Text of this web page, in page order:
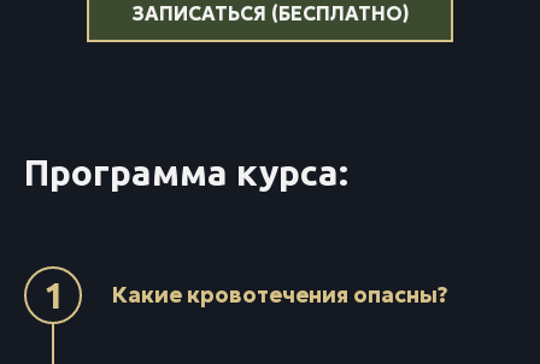
ЗАПИСАТЬСЯ (БЕСПЛАТНО)
Программа курса:
Какие кровотечения опасны?